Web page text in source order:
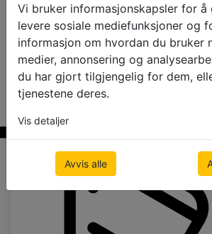
Vi bruker informasjonskapsler for
levere sosiale mediefunksjoner og
informasjon om hvordan du bruker
medier, annonsering og
du har gjort tilgjengelig for dem,
tjenestene deres.
Vis detaljer
Avvis alle
abachi svart
(abachi black)